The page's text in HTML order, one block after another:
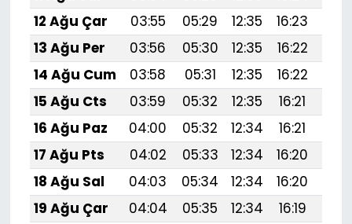
12 Ağu Çar
03:55 05:29 12:35 16:23
13 Ağu Per
03:56 05:30 12:35 16:22
14 Ağu Cum
03:58 05:31 12:35 16:22
15 Ağu Cts
03:59 05:32 12:35 16:21
16 Ağu Paz
04:00 05:32 12:34 16:21
17 Ağu Pts
04:02 05:33 12:34 16:20
18 Ağu Sal
04:03 05:34 12:34 16:20
19 Ağu Çar
04:04 05:35 12:34 16:19